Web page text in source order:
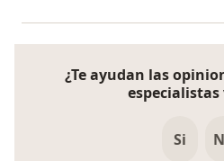
¿Te ayudan las
Si